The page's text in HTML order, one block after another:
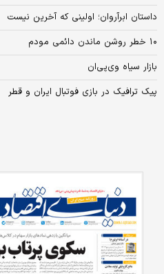
داستان ابرآروان؛ اولینی که آخرین نیست
۱۰ خطر روشن ماندن دائمی مودم
بازار سیاه وی‌پی‌ان
پیک ترافیک در بازی فوتبال ایران و قطر